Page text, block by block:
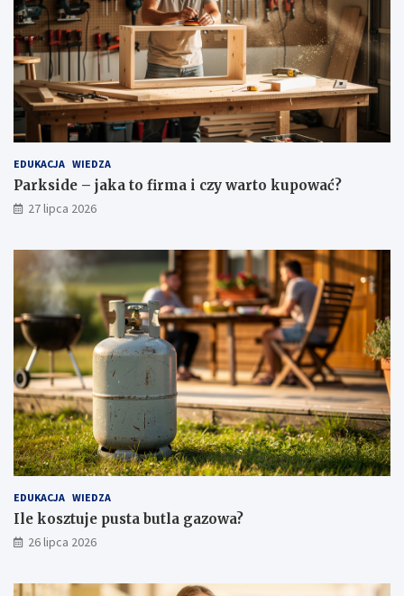
EDUKACJA WIEDZA
Parkside – jaka to firma i czy warto kupować?
27 lipca 2026
EDUKACJA WIEDZA
Ile kosztuje pusta butla gazowa?
26 lipca 2026